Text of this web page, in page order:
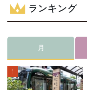
ランキング
月